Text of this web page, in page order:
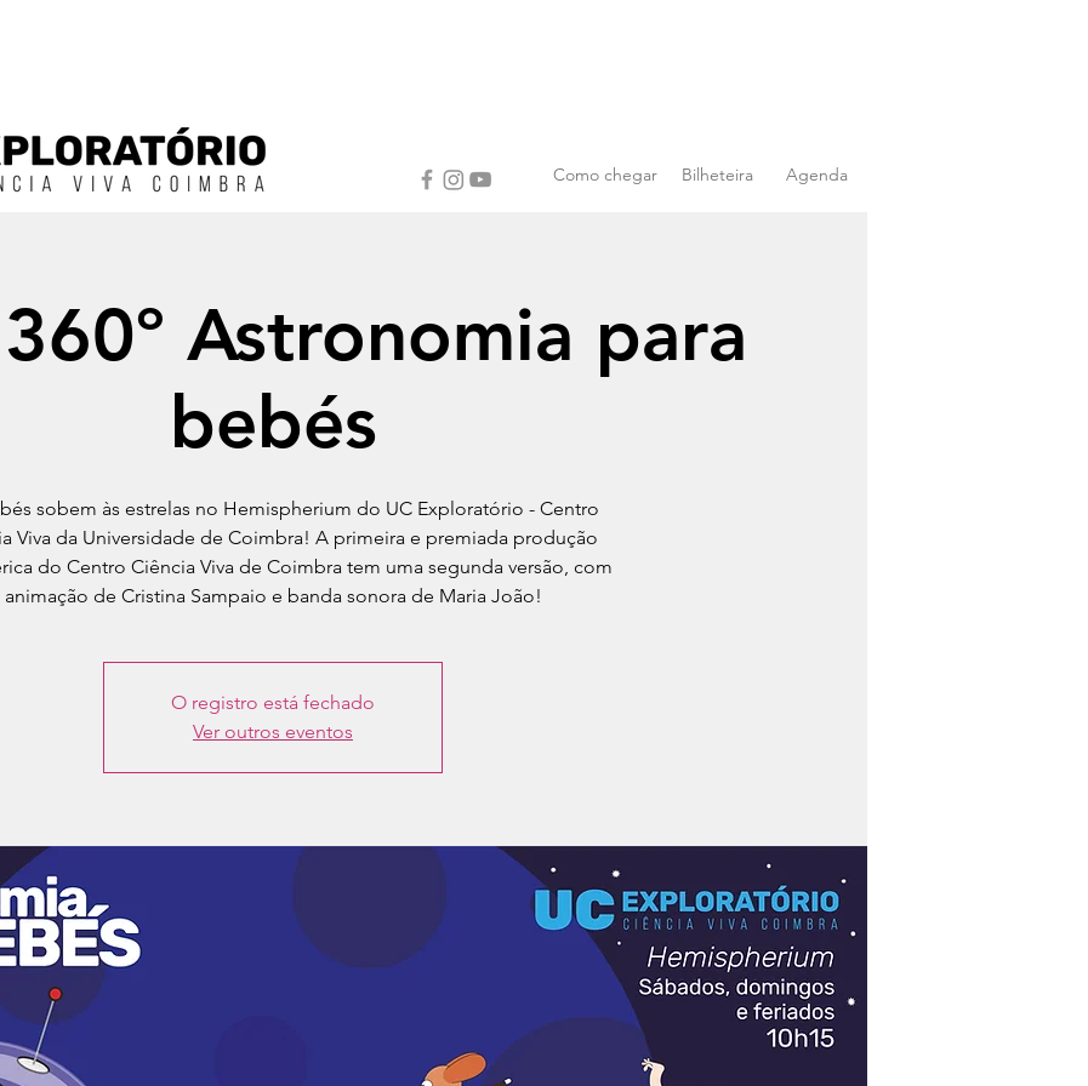
Como chegar Bilheteira Agenda
Astronomia para
bebés
sobem às estrelas no Hemispherium do UC Exploratório - Centro
Viva da Universidade de Coimbra! A primeira e premiada produção
do Centro Ciência Viva de Coimbra tem uma segunda versão, com
animação de Cristina Sampaio e banda sonora de Maria João!
O registro está fechado
Ver outros eventos